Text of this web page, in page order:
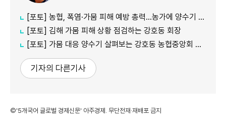
[포토] 농협, 폭염·가뭄 피해 예방 총력…농가에 양수기 지원
[포토] 김해 가뭄 피해 상황 점검하는 강호동 회장
[포토] 가뭄 대응 양수기 살펴보는 강호동 농협중앙회 회장
기자의 다른기사
©'5개국어 글로벌 경제신문' 아주경제. 무단전재·재배포 금지